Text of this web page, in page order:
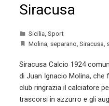
Siracusa
Sicilia, Sport
Molina, separano, Siracusa,
Siracusa Calcio 1924
di Juan Ignacio Molina, che
club ringrazia il calciatore
trascorsi in azzurro e gli